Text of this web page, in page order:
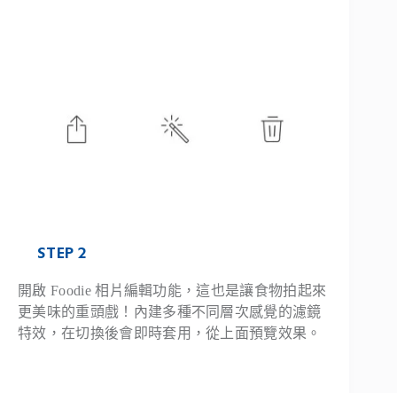
STEP 2
開啟 Foodie 相片編輯功能，這也是讓食物拍起來
更美味的重頭戲！內建多種不同層次感覺的濾鏡
特效，在切換後會即時套用，從上面預覽效果。